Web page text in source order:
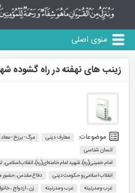
منوی اصلی
زینب های نهفته در راه گشوده
موضوعات: معارف دینی مرگ - برزخ - معاد
انسان شناسی
امام خمینی(ره)، شهید امام خامنه‌ای(ره)، انقلاب
انقلاب اسلامی و حکومت دینی
دفاع مقدس، حضور
غرب‌ و مدرنیته
غرب و مدرنیته
زن ، ازدواج ،